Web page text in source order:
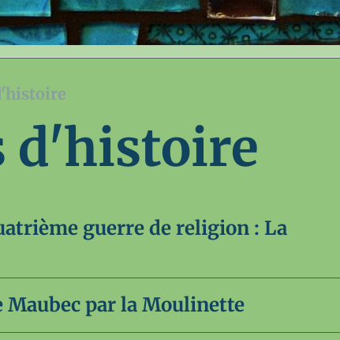
d'histoire
guerre de religion : La
Maubec par la Moulinette